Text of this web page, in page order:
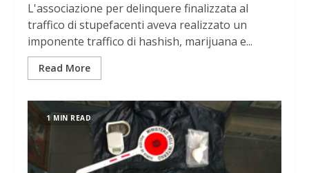
L'associazione per delinquere finalizzata al
traffico di stupefacenti aveva realizzato un
imponente traffico di hashish, marijuana e...
Read More
1 MIN READ